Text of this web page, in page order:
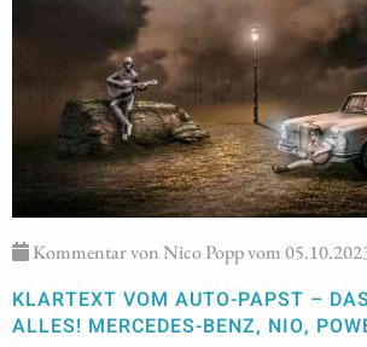
Kommentar von Nico Popp vom
KLARTEXT VOM AUTO-PAPST –
ALLES! MERCEDES-BENZ, NIO,